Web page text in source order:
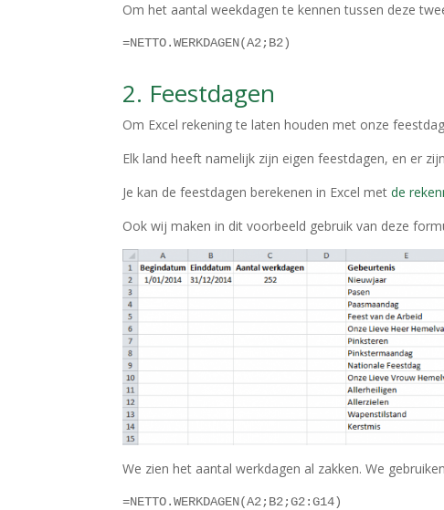
Om het aantal weekdagen te kennen tussen deze
=NETTO.WERKDAGEN(A2;B2)
2. Feestdagen
Om Excel rekening te laten houden met onze
Elk land heeft namelijk zijn eigen feestdagen, en er
Je kan de feestdagen berekenen in Excel metde
Ook wij maken in dit voorbeeld gebruik van deze
We zien het aantal werkdagen al zakken. We
=NETTO.WERKDAGEN(A2;B2;G2:G14)